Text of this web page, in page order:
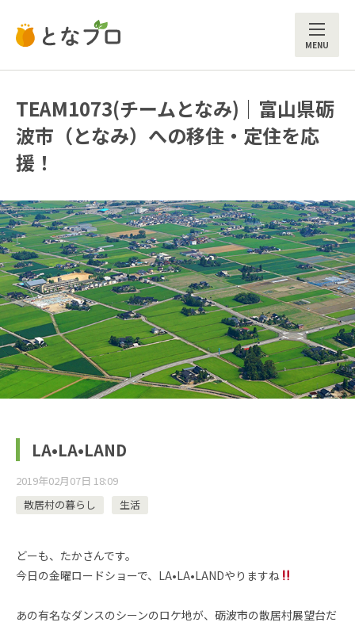
TEAM1073(チームとなみ)｜富山県砺
波市（となみ）への移住・定住を応
援！
LA•LA•LAND
2019年02月07日 18:09
散居村の暮らし
生活
どーも、たかさんです。
今日の金曜ロードショーで、LA•LA•LANDやりますね
あの有名なダンスのシーンのロケ地が、砺波市の散居村展望台だ